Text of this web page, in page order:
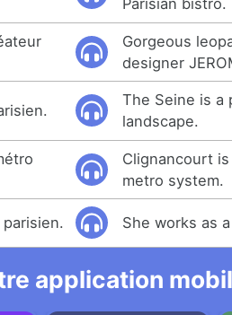
Parisian bistro.
Gorgeous
designer
The Seine is a
landscape.
Clignancourt
metro system.
She works as
application